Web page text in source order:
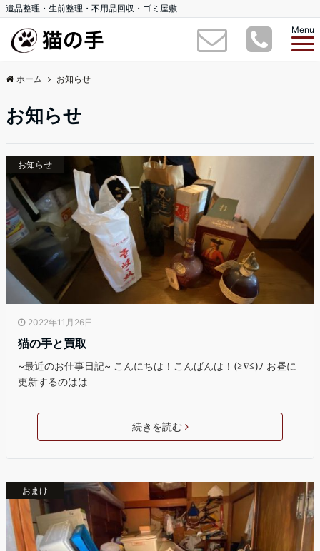
遺品整理・生前整理・不用品回収・ゴミ屋敷
Menu
ホーム お知らせ
お知らせ
お知らせ
2022年11月26日
猫の手と買取
~最近のお仕事日記~ こんにちは！こんばんは！(≧∇≦)ﾉ お昼に
更新するのはは
続きを読む
おまけ